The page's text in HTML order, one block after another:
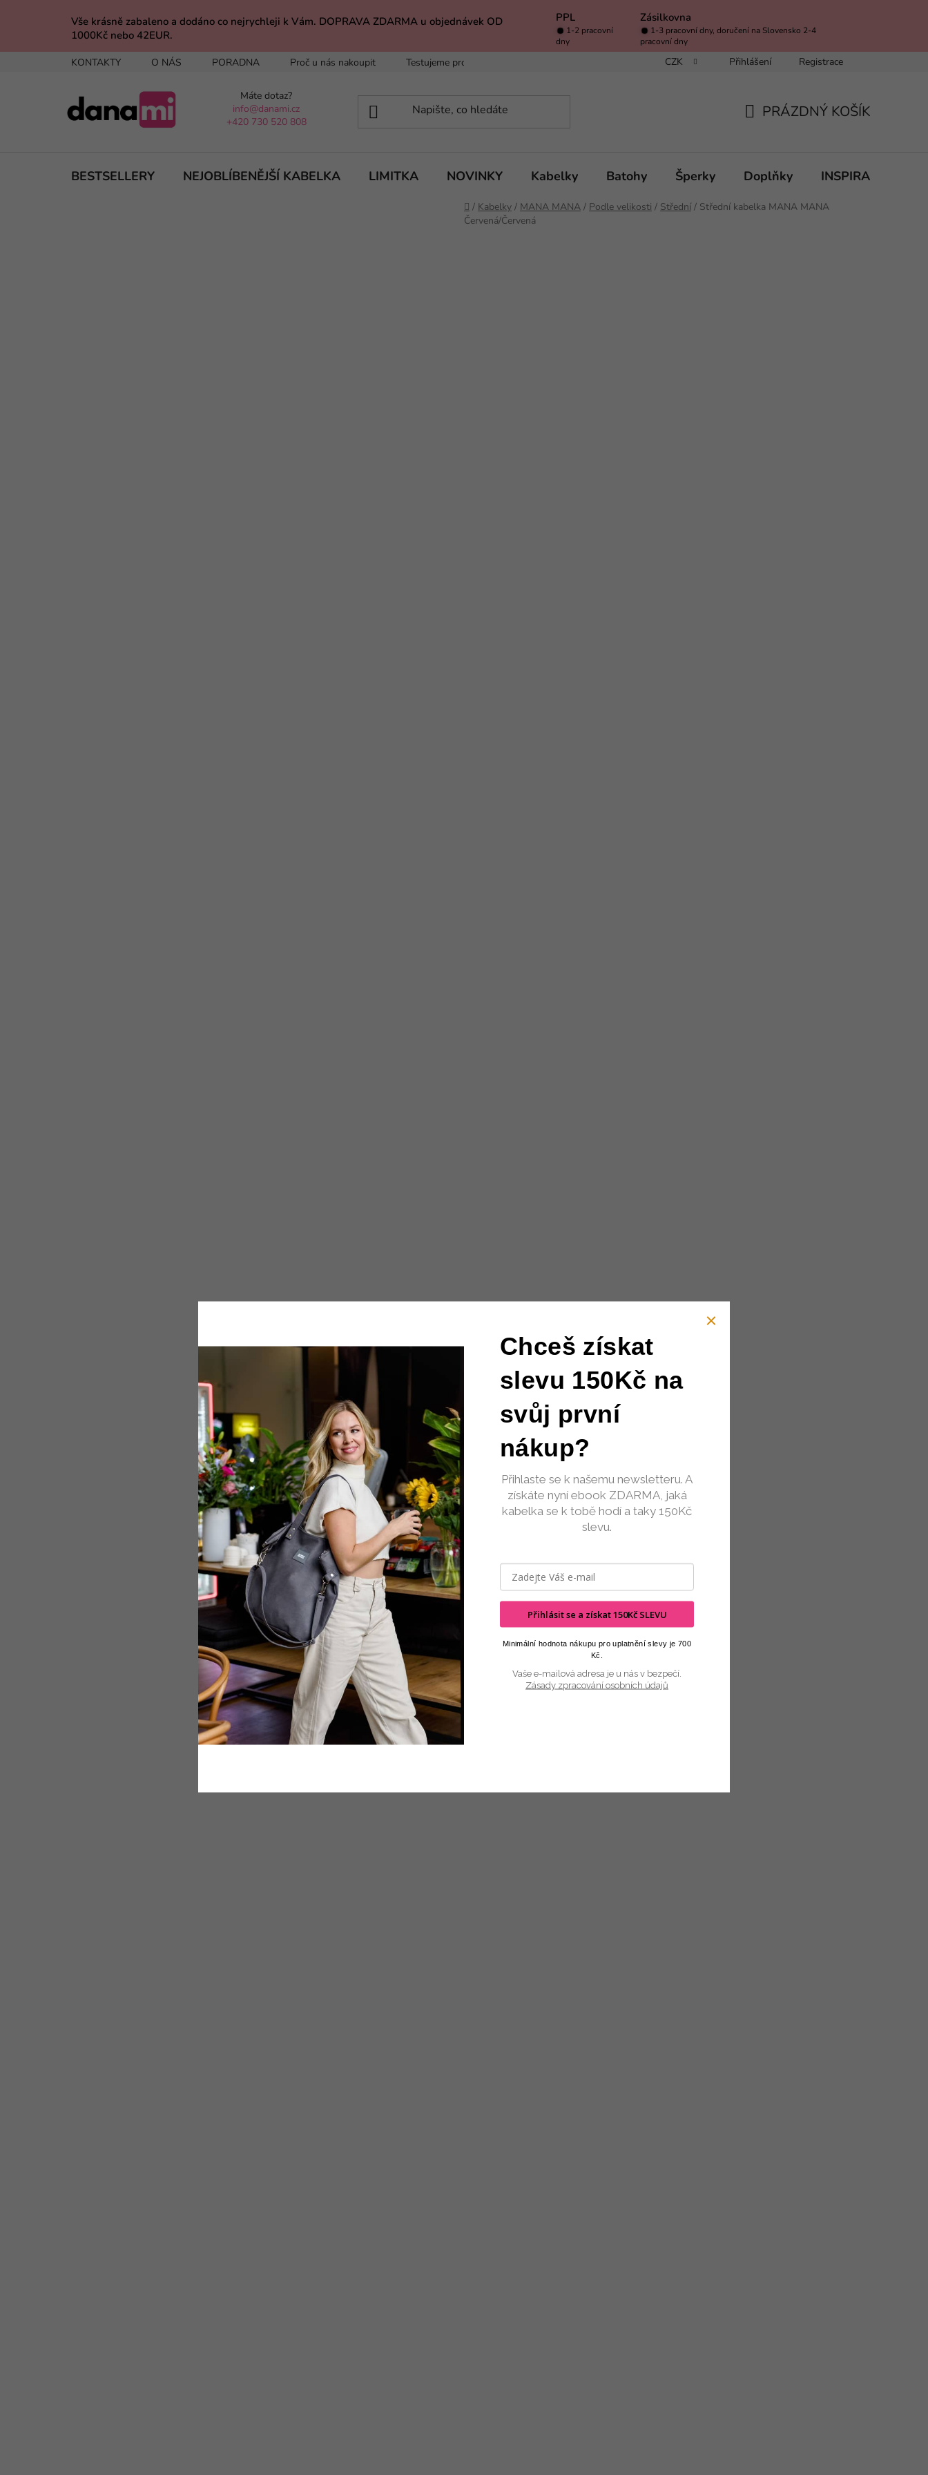
Vše krásně zabaleno a dodáno co nejrychleji k Vám. DOPRAVA ZDARMA u objednávek OD
1000Kč nebo 42EUR.
PPL Zásilkovna
1-2 pracovní
dny
1-3 pracovní dny, doručení na Slovensko 2-4
pracovní dny
KONTAKTY O NÁS PORADNA Proč u nás nakoupit Testujeme pro Vás Baleno s láskou, pečlivostí a osobním vzkazem Jak rychle objednávka
CZK Přihlášení Registrace
Máte dotaz?
info@danami.cz
+420 730 520 808
PRÁZDNÝ KOŠÍK
BESTSELLERY NEJOBLÍBENĚJŠÍ KABELKA LIMITKA NOVINKY Kabelky Batohy Šperky Doplňky INSPIRACE
Domů
/ Kabelky / MANA MANA / Podle velikosti / Střední / Střední kabelka MANA MANA
Červená/Červená
Chceš získat
slevu 150Kč na
svůj první
nákup?
Přihlaste se k našemu newsletteru. A
získáte nyní ebook ZDARMA, jaká
kabelka se k tobě hodí a taky 150Kč
slevu.
Přihlásit se a získat 150Kč SLEVU
Minimální hodnota nákupu pro uplatnění slevy je 700
Kč.
Vaše e-mailová adresa je u nás v bezpečí.
Zásady zpracování osobních údajů